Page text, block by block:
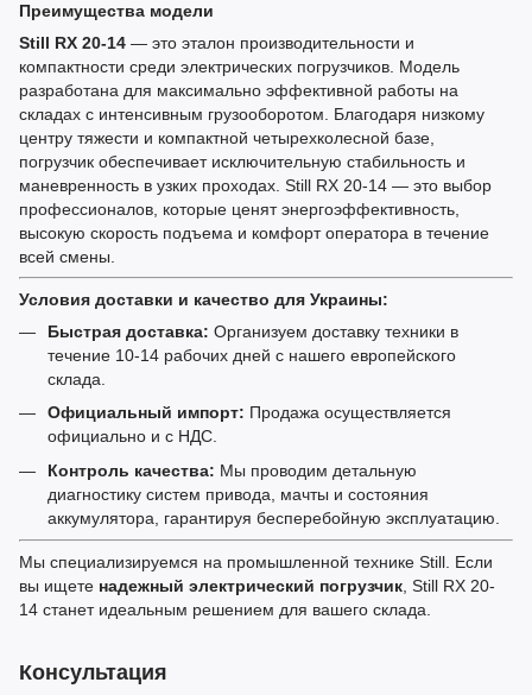
Преимущества модели
Still RX 20-14 — это эталон производительности и
компактности среди электрических погрузчиков. Модель
разработана для максимально эффективной работы на
складах с интенсивным грузооборотом. Благодаря низкому
центру тяжести и компактной четырехколесной базе,
погрузчик обеспечивает исключительную стабильность и
маневренность в узких проходах. Still RX 20-14 — это выбор
профессионалов, которые ценят энергоэффективность,
высокую скорость подъема и комфорт оператора в течение
всей смены.
Условия доставки и качество для Украины:
Быстрая доставка: Организуем доставку техники в
течение 10-14 рабочих дней с нашего европейского
склада.
Официальный импорт: Продажа осуществляется
официально и с НДС.
Контроль качества: Мы проводим детальную
диагностику систем привода, мачты и состояния
аккумулятора, гарантируя бесперебойную эксплуатацию.
Мы специализируемся на промышленной технике Still. Если
вы ищете надежный электрический погрузчик , Still RX 20-
14 станет идеальным решением для вашего склада.
Консультация